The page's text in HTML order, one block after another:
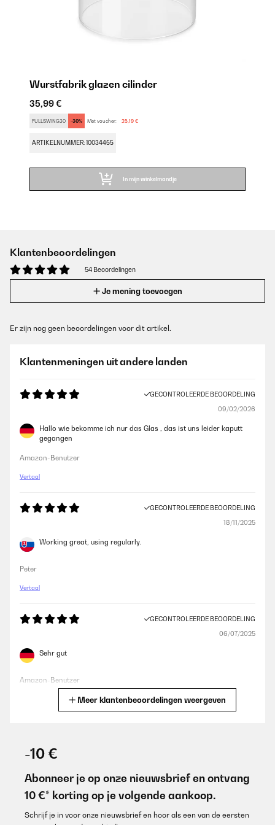
Wurstfabrik glazen cilinder
35,99 €
FULLSWING30 -30% Met voucher: 25,19 €
ARTIKELNUMMER: 10034455
In mijn winkelmandje
Klantenbeoordelingen
54 Beoordelingen
Je mening toevoegen
Er zijn nog geen beoordelingen voor dit artikel.
Klantenmeningen uit andere landen
GECONTROLEERDE BEOORDELING
09/02/2026
Hallo wie bekomme ich nur das Glas , das ist uns leider kaputt
gegangen
Amazon-Benutzer
Vertaal
GECONTROLEERDE BEOORDELING
18/11/2025
Working great, using regularly.
Peter
Vertaal
GECONTROLEERDE BEOORDELING
06/07/2025
Sehr gut
Amazon-Benutzer
Amazon-Benutzer
Meer klantenbeoordelingen weergeven
-10 €
Abonneer je op onze nieuwsbrief en ontvang
10 €* korting op je volgende aankoop.
Schrijf je in voor onze nieuwsbrief en hoor als een van de eersten